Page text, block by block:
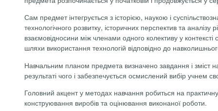
Сам предмет інтегрується з історією, наукою і
технологічного розвитку, історичних перспектив та
взаємовідносини між членами одного колективу у
шляхи використання технологій відповідно до
Навчальним планом предмета визначено завдання і зміст
результаті чого і забезпечується осмислений вибір учнем
Головний акцент у методах навчання робиться на
конструювання виробів та оцінювання виконаної роботи.